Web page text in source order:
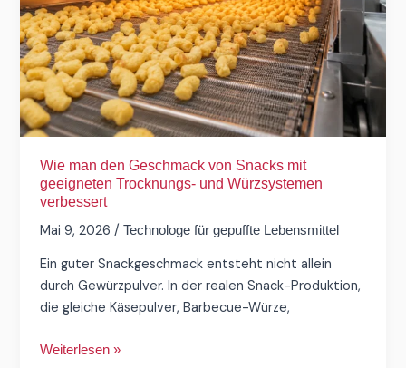
Wie man den Geschmack von Snacks mit
geeigneten Trocknungs- und Würzsystemen
verbessert
Mai 9, 2026/Technologe für gepuffte Lebensmittel
Ein guter Snackgeschmack entsteht nicht allein
durch Gewürzpulver. In der realen Snack-Produktion,
die gleiche Käsepulver, Barbecue-Würze,
Snacks
mit
geeigneten
Trocknungs-
und
Würzsystemen
Weiterlesen »